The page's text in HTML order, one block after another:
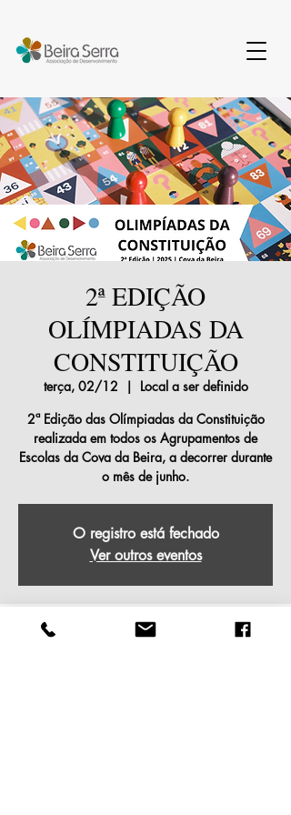
2ª EDIÇÃO
OLÍMPIADAS DA
CONSTITUIÇÃO
terça, 02/12
  |
Local a ser definido
2ª Edição das Olímpiadas da Constituição
realizada em todos os Agrupamentos de
Escolas da Cova da Beira, a decorrer durante
o mês de junho.
O registro está fechado
Ver outros eventos
Horário e local